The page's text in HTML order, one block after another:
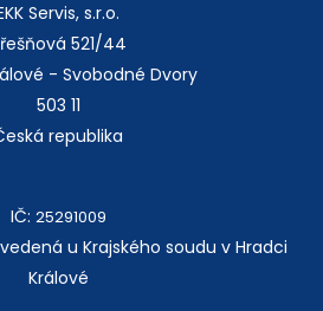
Servis, s.r.o.
521/44
- Svobodné Dvory
503 11
republika
IČ: 25291009
vedená u Krajského soudu v Hradci
Králové